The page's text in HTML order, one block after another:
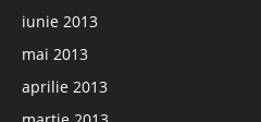
iunie 2013
mai 2013
aprilie 2013